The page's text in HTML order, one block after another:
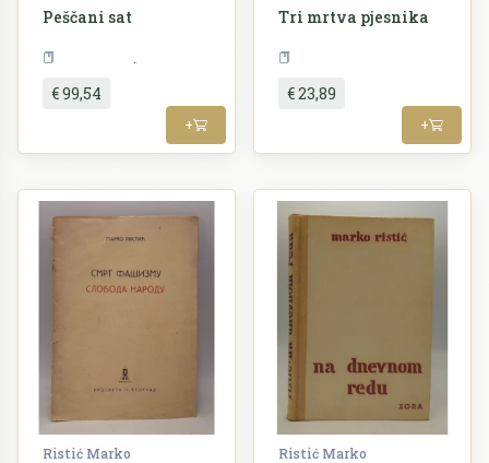
Peščani sat
€ 99,54
+
Tri mrtva pjesnika
€ 23,89
+
Ristić Marko Ristić Marko